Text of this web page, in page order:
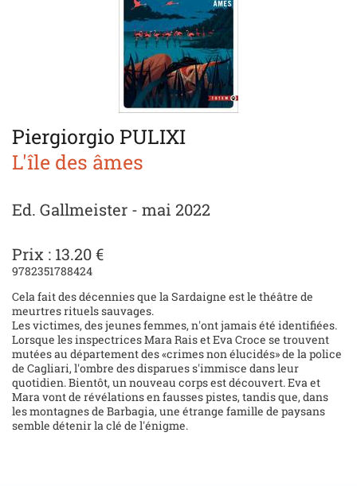
Piergiorgio PULIXI
L'île des âmes
Ed. Gallmeister - mai 2022
Prix : 13.20 €
9782351788424
Cela fait des décennies que la Sardaigne est le théâtre de
meurtres rituels sauvages.
Les victimes, des jeunes femmes, n'ont jamais été identifiées.
Lorsque les inspectrices Mara Rais et Eva Croce se trouvent
mutées au département des «crimes non élucidés» de la police
de Cagliari, l'ombre des disparues s'immisce dans leur
quotidien. Bientôt, un nouveau corps est découvert. Eva et
Mara vont de révélations en fausses pistes, tandis que, dans
les montagnes de Barbagia, une étrange famille de paysans
semble détenir la clé de l'énigme.